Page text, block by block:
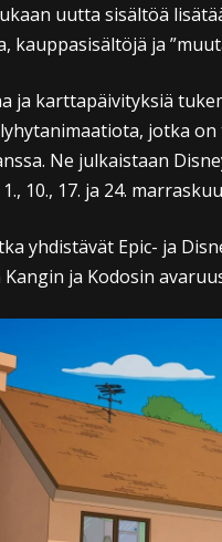
uutta sisältöä
kauppasisältöjä ja
ja karttapäivityksiä
jotka on
Ne julkaistaan
10., 17. ja 24.
yhdistävät Epic- ja
ja Kodosin